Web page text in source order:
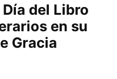
del Libro
en su
Gracia